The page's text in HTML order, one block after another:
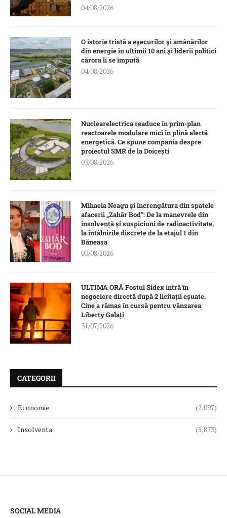
04/08/2026
O istorie tristă a eşecurilor şi amânărilor
din energie în ultimii 10 ani şi liderii politici
cărora li se impută
04/08/2026
Nuclearelectrica readuce în prim-plan
reactoarele modulare mici în plină alertă
energetică. Ce spune compania despre
proiectul SMR de la Doicești
03/08/2026
Mihaela Neagu și încrengătura din spatele
afacerii „Zahăr Bod”: De la manevrele din
insolvență și suspiciuni de radioactivitate,
la întâlnirile discrete de la etajul 1 din
Băneasa
03/08/2026
ULTIMA ORĂ Fostul Sidex intră în
negociere directă după 2 licitații eșuate.
Cine a rămas în cursă pentru vânzarea
Liberty Galați
31/07/2026
CATEGORII
Economie (2,097)
Insolventa (5,873)
SOCIAL MEDIA